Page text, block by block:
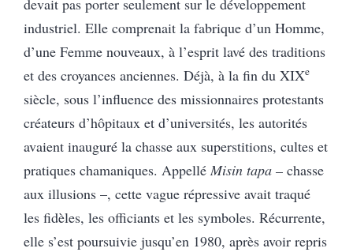
devait pas porter seulement sur le développement
industriel. Elle comprenait la fabrique d’un Homme,
d’une Femme nouveaux, à l’esprit lavé des traditions
et des croyances anciennes. Déjà, à la fin du XIXe
siècle, sous l’influence des missionnaires protestants
créateurs d’hôpitaux et d’universités, les autorités
avaient inauguré la chasse aux superstitions, cultes et
pratiques chamaniques. Appellé Misin tapa – chasse
aux illusions –, cette vague répressive avait traqué
les fidèles, les officiants et les symboles. Récurrente,
elle s’est poursuivie jusqu’en 1980, après avoir repris